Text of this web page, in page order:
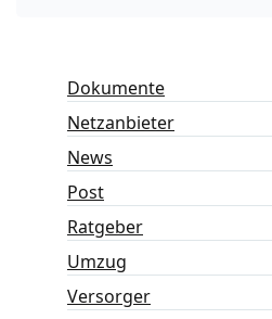
Dokumente
Netzanbieter
News
Post
Ratgeber
Umzug
Versorger